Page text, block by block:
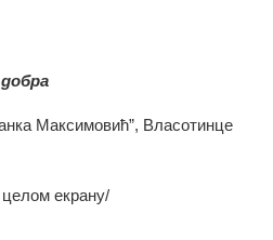
Максимовић”, Власотинце
целом екрану/